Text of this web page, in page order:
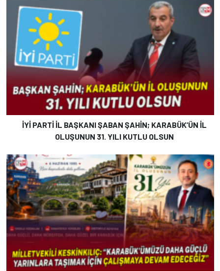
İYİ PARTİ İL BAŞKANI ŞABAN ŞAHİN; KARABÜK’ÜN İL
OLUŞUNUN 31. YILI KUTLU OLSUN